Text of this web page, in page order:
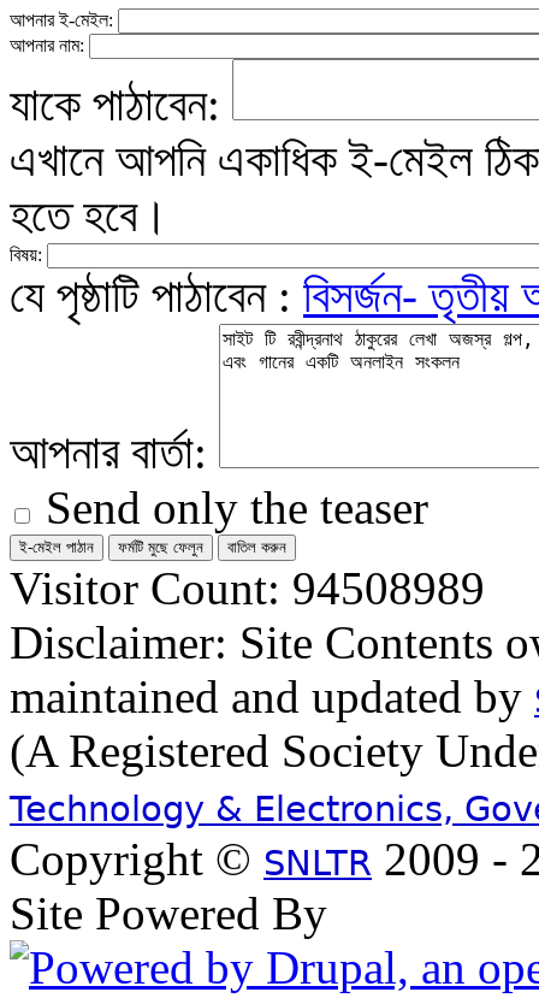
আপনার ই-মেইল:
আপনার নাম:
যাকে পাঠাবেন:
এখানে আপনি একাধিক ই-মেইল
হতে হবে।
বিষয়:
যে পৃষ্ঠাটি পাঠাবেন : বিসর্জন-
আপনার বার্তা:
Send only the teaser
Visitor Count: 94508989
Disclaimer: Site Contents
maintained and updated by
(A Registered Society
Technology & Electronics,
Copyright © SNLTR 2009 -
Site Powered By